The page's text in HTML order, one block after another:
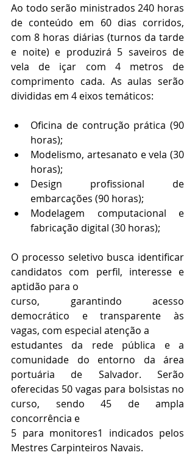
Ao todo serão ministrados 240 horas
de conteúdo em 60 dias corridos,
com 8 horas diárias (turnos da tarde
e noite) e produzirá 5 saveiros de
vela de içar com 4 metros de
comprimento cada. As aulas serão
divididas em 4 eixos temáticos:
Oficina de contrução prática (90
horas);
Modelismo, artesanato e vela (30
horas);
Design profissional de
embarcações (90 horas);
Modelagem computacional e
fabricação digital (30 horas);
O processo seletivo busca identificar
candidatos com perfil, interesse e
aptidão para o
curso, garantindo acesso
democrático e transparente às
vagas, com especial atenção a
estudantes da rede pública e a
comunidade do entorno da área
portuária de Salvador. Serão
oferecidas 50 vagas para bolsistas no
curso, sendo 45 de ampla
concorrência e
5 para monitores1 indicados pelos
Mestres Carpinteiros Navais.